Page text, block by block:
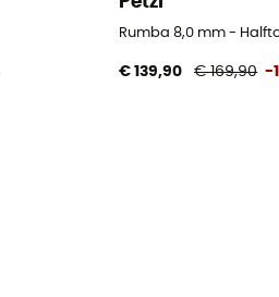
Rumba 8,0 mm -
€ 139,90 € 169,90 -